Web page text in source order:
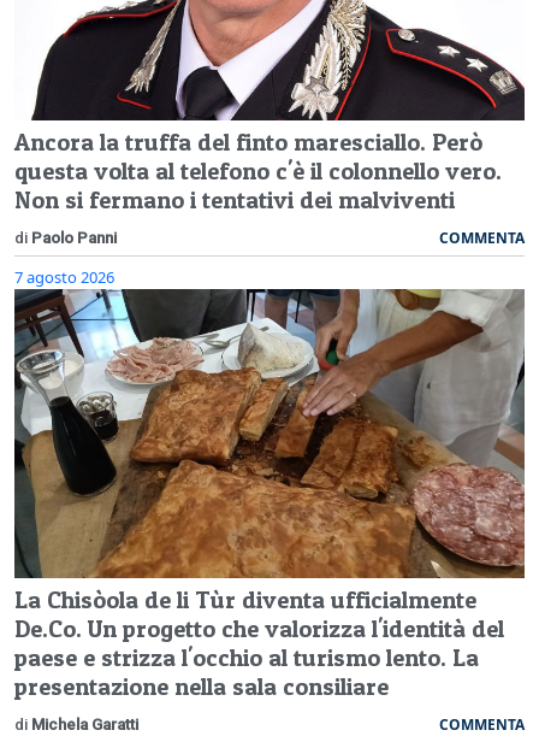
Ancora la truffa del finto maresciallo. Però
questa volta al telefono c'è il colonnello vero.
Non si fermano i tentativi dei malviventi
di Paolo Panni COMMENTA
7 agosto 2026
La Chisòola de li Tùr diventa ufficialmente
De.Co. Un progetto che valorizza l'identità del
paese e strizza l'occhio al turismo lento. La
presentazione nella sala consiliare
di Michela Garatti COMMENTA